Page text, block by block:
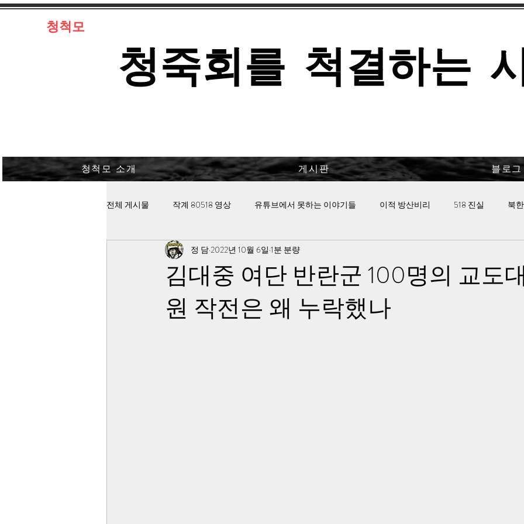
​청척모
청죽회를 척결하는
청척모 소개 게시판 블로그
전체 게시물 작계 80518 영상 유튜브에서 못하는 이야기들 이적 방산비리 518 진실 북
김대중 북한경찰 납치고문 안보 핫이슈
김대중 여단 반란군 100명의 교도
원 작전은 왜 누락했나
정 담2022년 10월 6일 1분 분량